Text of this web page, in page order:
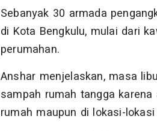
Sebanyak 30 armada
di Kota Bengkulu, mulai dari
perumahan.
Anshar menjelaskan, masa
sampah rumah tangga
rumah maupun di lokasi-